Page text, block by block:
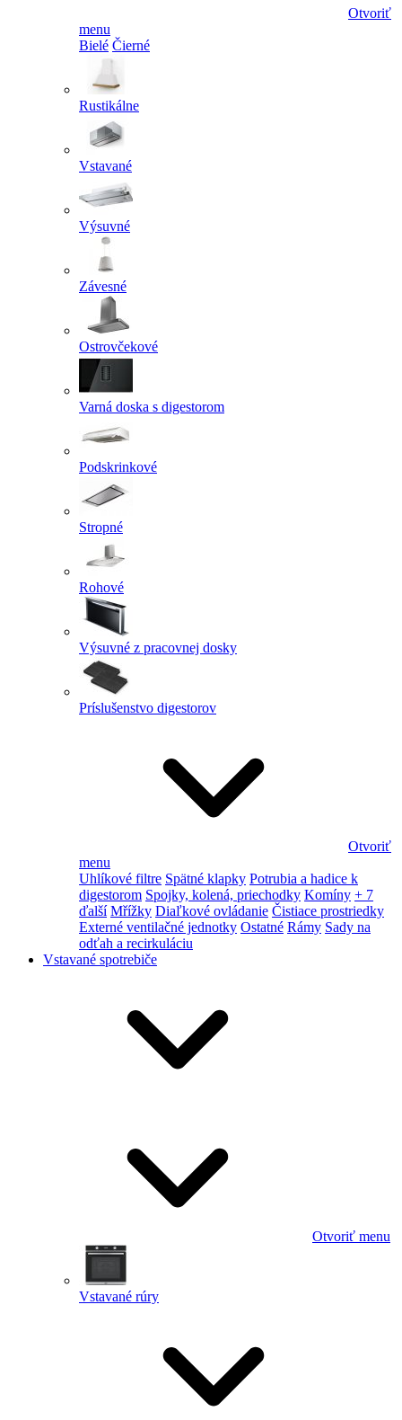
Otvoriť
menu
Bielé Čierné
Rustikálne
Vstavané
Výsuvné
Závesné
Ostrovčekové
Varná doska s digestorom
Podskrinkové
Stropné
Rohové
Výsuvné z pracovnej dosky
Príslušenstvo digestorov
Otvoriť
menu
Uhlíkové filtre Spätné klapky Potrubia a hadice k
digestorom Spojky, kolená, priechodky Komíny + 7
ďalší Mřížky Diaľkové ovládanie Čistiace prostriedky
Externé ventilačné jednotky Ostatné Rámy Sady na
odťah a recirkuláciu
Vstavané spotrebiče
Otvoriť menu
Vstavané rúry